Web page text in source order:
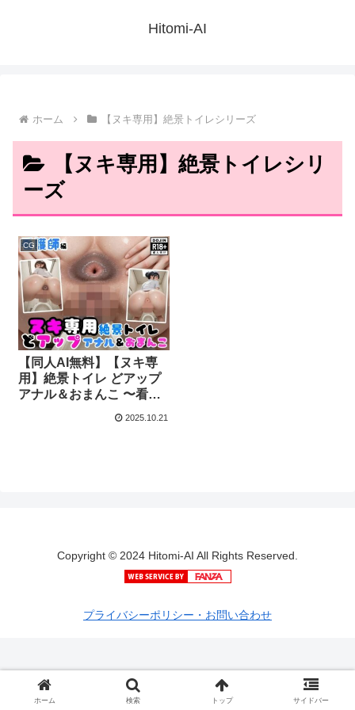
Hitomi-AI
ホーム 【ヌキ専用】絶景トイレシリーズ
【ヌキ専用】絶景トイレシリ
ーズ
CG
【同人AI無料】【ヌキ専
用】絶景トイレ どアップ
アナル＆おまんこ 〜看護
2025.10.21
Copyright © 2024 Hitomi-AI All Rights Reserved.
プライバシーポリシー・お問い合わせ
ホーム 検索 トップ サイドバー